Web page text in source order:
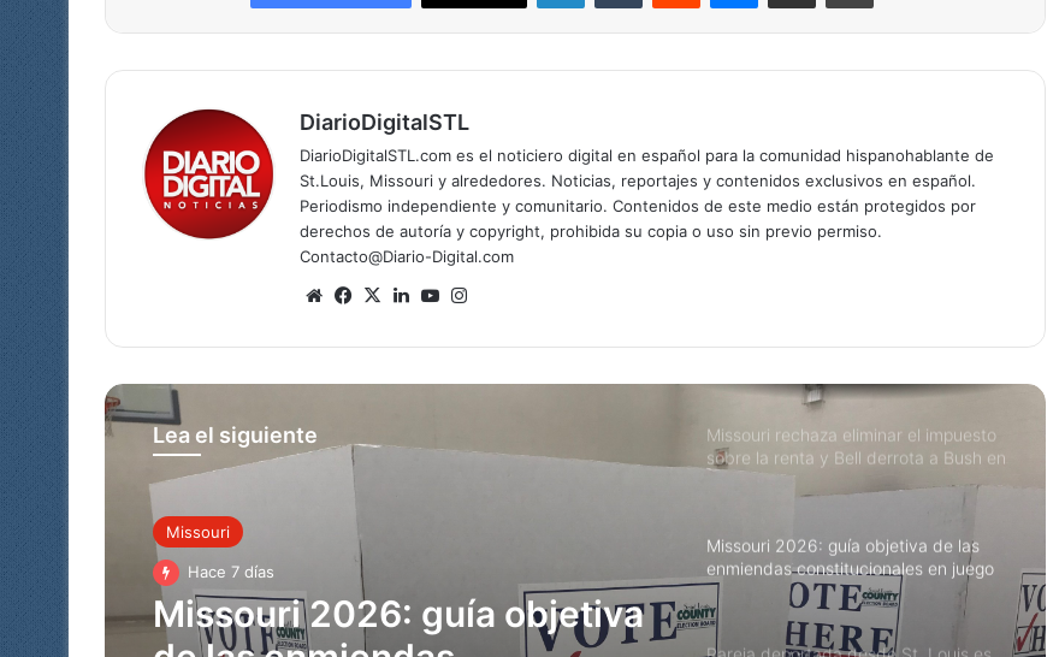
DiarioDigitalSTL
DiarioDigitalSTL.com es el noticiero digital en español para la comunidad hispanohablante de
St.Louis, Missouri y alrededores. Noticias, reportajes y contenidos exclusivos en español.
Periodismo independiente y comunitario. Contenidos de este medio están protegidos por
derechos de autoría y copyright, prohibida su copia o uso sin previo permiso.
Contacto@Diario-Digital.com
SitioFacebook
X LinkedInYouTube
Lea el siguiente
Missouri
Hace 7 días
Missouri 2026: guía objetiva
Missouri
Hace 2 semanas
Pareja deportada desde St. Louis es
Avioneta con paracaidistas se
desploma en Missouri; mueren las 12
personas a bordo
Missouri rechaza eliminar el impuesto
sobre la renta y Bell derrota a Bush en
primaria clave
enmiendas constitucionales en juego
Pareja deportada desde St. Louis es
hallada asesinada en Guatemala; su